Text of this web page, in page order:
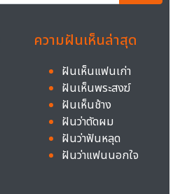
ความฝันเห็นล่าสุด
ฝันเห็นแฟนเก่า
ฝันเห็นพระสงฆ์
ฝันเห็นช้าง
ฝันว่าตัดผม
ฝันว่าฟันหลุด
ฝันว่าแฟนนอกใจ